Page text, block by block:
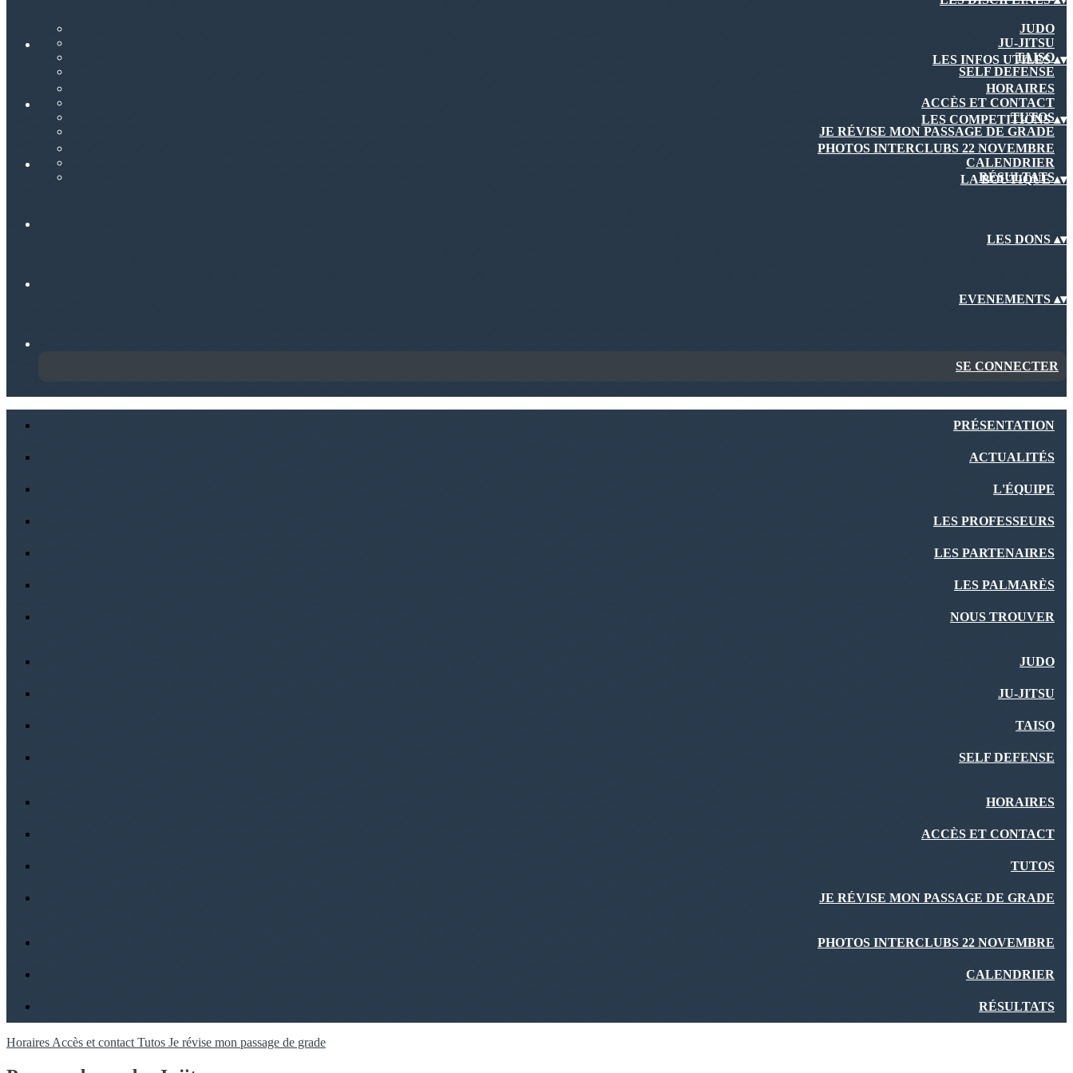
JUDO
JU-JITSU
TAISO
SELF DEFENSE
LES INFOS UTILES▴▾
HORAIRES
ACCÈS ET CONTACT
TUTOS
JE RÉVISE MON PASSAGE DE GRADE
LES COMPETITIONS▴▾
PHOTOS INTERCLUBS 22 NOVEMBRE
CALENDRIER
RÉSULTATS
LA BOUTIQUE▴▾
LES DONS ▴▾
EVENEMENTS ▴▾
SE CONNECTER
PRÉSENTATION
ACTUALITÉS
L'ÉQUIPE
LES PROFESSEURS
LES PARTENAIRES
LES PALMARÈS
NOUS TROUVER
JUDO
JU-JITSU
TAISO
SELF DEFENSE
HORAIRES
ACCÈS ET CONTACT
TUTOS
JE RÉVISE MON PASSAGE DE GRADE
PHOTOS INTERCLUBS 22 NOVEMBRE
CALENDRIER
RÉSULTATS
Horaires Accès et contact Tutos Je révise mon passage de grade